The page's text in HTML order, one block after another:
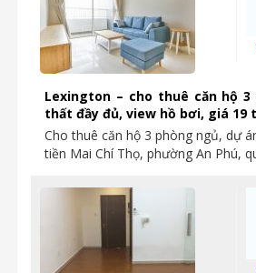
Lexington – cho thuê căn hộ
thất đầy đủ, view hồ bơi, giá 19
Cho thuê căn hộ 3 phòng ngủ, dự
tiền Mai Chí Thọ, phường An Phú,